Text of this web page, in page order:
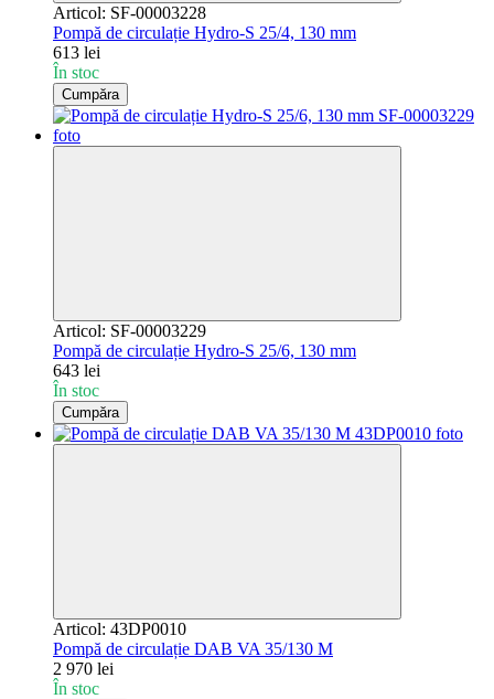
Articol: SF-00003228
Pompă de circulație Hydro-S 25/4, 130 mm
613 lei
În stoc
Cumpăra
Articol: SF-00003229
Pompă de circulație Hydro-S 25/6, 130 mm
643 lei
În stoc
Cumpăra
Articol: 43DP0010
Pompă de circulație DAB VA 35/130 M
2 970 lei
În stoc